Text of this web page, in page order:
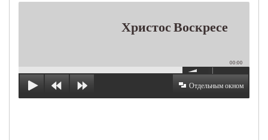
Христос Воскресе
00:00
Отдельным окном